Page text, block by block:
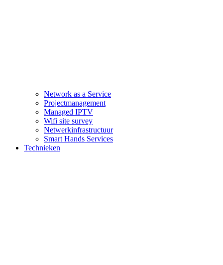
Network as a Service
Projectmanagement
Managed IPTV
Wifi site survey
Netwerkinfrastructuur
Smart Hands Services
Technieken